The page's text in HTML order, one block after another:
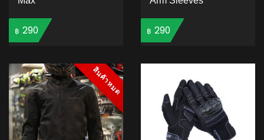
฿ 290 ฿ 290
สินค้าหมด
สินค้าหมด